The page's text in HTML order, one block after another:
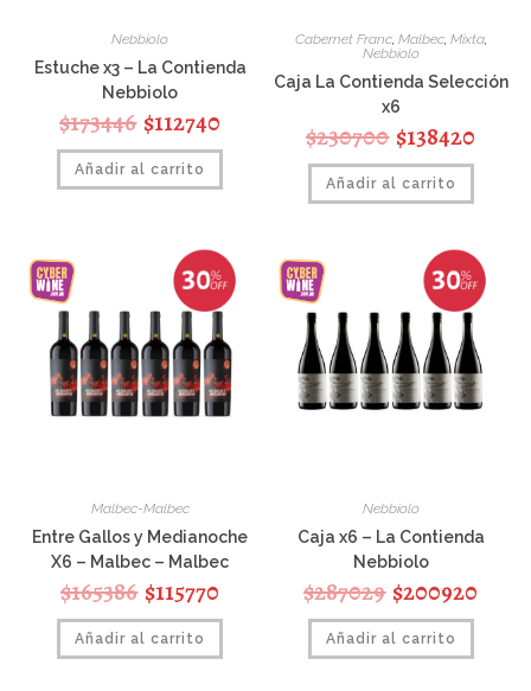
Nebbiolo
Estuche x3 – La Contienda
Nebbiolo
$173446 $112740
Añadir al carrito
Cabernet Franc, Malbec, Mixta,
Nebbiolo
Caja La Contienda Selección
x6
$230700 $138420
Añadir al carrito
Malbec-Malbec
Entre Gallos y Medianoche
X6 – Malbec – Malbec
$165386 $115770
Añadir al carrito
Nebbiolo
Caja x6 – La Contienda
Nebbiolo
$287029 $200920
Añadir al carrito